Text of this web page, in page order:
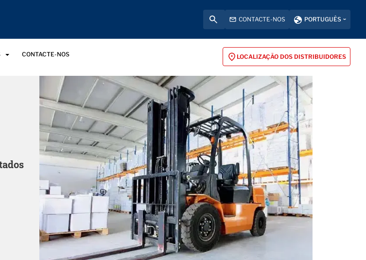
CONTACTE-NOS PORTUGUÊS
CONTACTE-NOS LOCALIZAÇÃO DOS DISTRIBUIDORES